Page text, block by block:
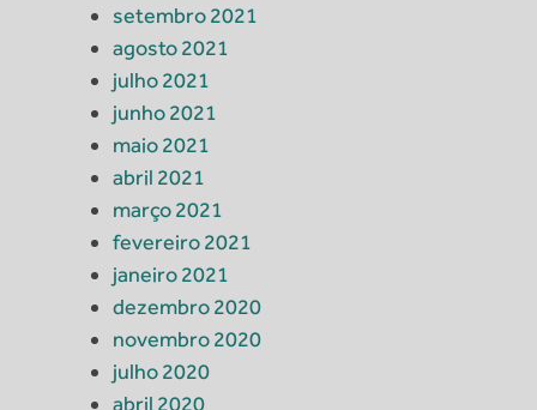
setembro 2021
agosto 2021
julho 2021
junho 2021
maio 2021
abril 2021
março 2021
fevereiro 2021
janeiro 2021
dezembro 2020
novembro 2020
julho 2020
abril 2020